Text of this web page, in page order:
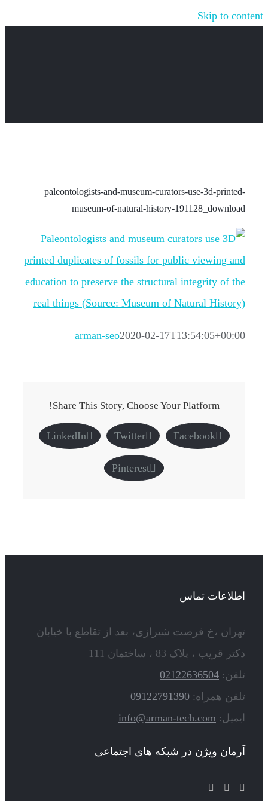
Skip to content
paleontologists-and-museum-curators-use-3d-printed-
museum-of-natural-history-191128_download
arman-seo2020-02-17T13:54:05+00:00
Share This Story, Choose Your Platform!
Facebook
Twitter
LinkedIn
Pinterest
اطلاعات تماس
تهران ،خ فرصت شیرازی، بعد از تقاطع با خیابان
دکتر قریب ، پلاک 83 ، ساختمان 111
تلفن: 02122636504
تلفن همراه: 09122791390
ایمیل: info@arman-tech.com
آرمان ویژن در شبکه های اجتماعی